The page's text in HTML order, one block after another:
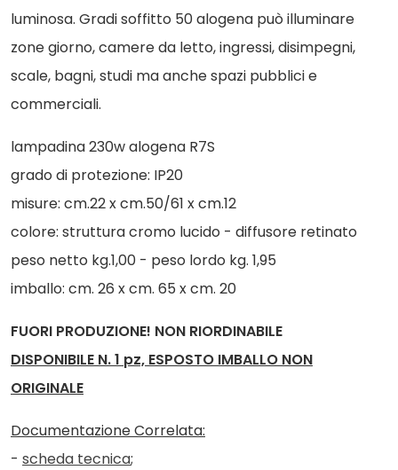
luminosa. Gradi soffitto 50 alogena può illuminare
zone giorno, camere da letto, ingressi, disimpegni,
scale, bagni, studi ma anche spazi pubblici e
commerciali.
lampadina 230w alogena R7S
grado di protezione: IP20
misure: cm.22 x cm.50/61 x cm.12
colore: struttura cromo lucido - diffusore retinato
peso netto kg.1,00 - peso lordo kg. 1,95
imballo: cm. 26 x cm. 65 x cm. 20
FUORI PRODUZIONE! NON RIORDINABILE
DISPONIBILE N. 1 pz, ESPOSTO IMBALLO NON
ORIGINALE
Documentazione Correlata:
- scheda tecnica;